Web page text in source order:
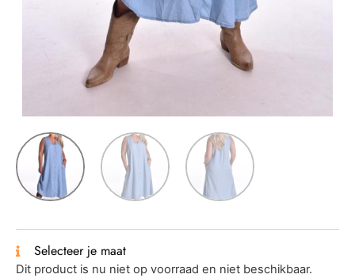
Selecteer je maat
Dit product is nu niet op voorraad en niet beschikbaar.